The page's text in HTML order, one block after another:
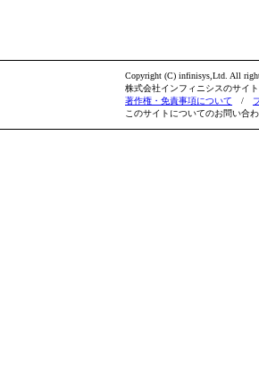
Copyright (C) infinisys,Ltd. All
株式会社インフィニシスのサイ
著作権・免責事項について /
このサイトについてのお問い合